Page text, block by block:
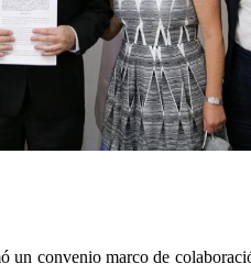
convenio marco de